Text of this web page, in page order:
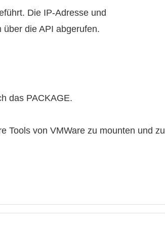
Die IP-Adresse und
die API abgerufen.
das PACKAGE.
Tools von VMWare zu mounten und zu